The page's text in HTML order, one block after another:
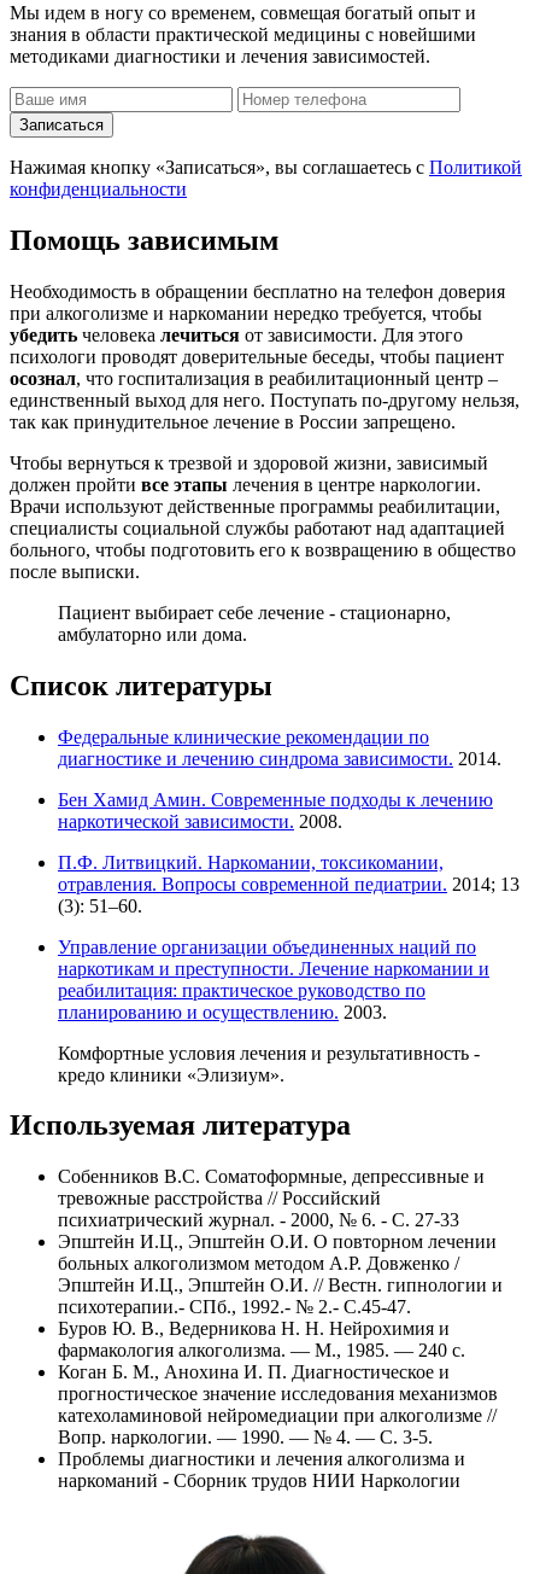
Мы идем в ногу со временем, совмещая богатый опыт и
знания в области практической медицины с новейшими
методиками диагностики и лечения зависимостей.
Записаться
Нажимая кнопку «Записаться», вы соглашаетесь с Политикой
конфиденциальности
Помощь зависимым
Необходимость в обращении бесплатно на телефон доверия
при алкоголизме и наркомании нередко требуется, чтобы
убедить человека лечиться от зависимости. Для этого
психологи проводят доверительные беседы, чтобы пациент
осознал, что госпитализация в реабилитационный центр –
единственный выход для него. Поступать по-другому нельзя,
так как принудительное лечение в России запрещено.
Чтобы вернуться к трезвой и здоровой жизни, зависимый
должен пройти все этапы лечения в центре наркологии.
Врачи используют действенные программы реабилитации,
специалисты социальной службы работают над адаптацией
больного, чтобы подготовить его к возвращению в общество
после выписки.
Пациент выбирает себе лечение - стационарно,
амбулаторно или дома.
Список литературы
Федеральные клинические рекомендации по
диагностике и лечению синдрома зависимости. 2014.
Бен Хамид Амин. Современные подходы к лечению
наркотической зависимости. 2008.
П.Ф. Литвицкий. Наркомании, токсикомании,
отравления. Вопросы современной педиатрии. 2014; 13
(3): 51–60.
Управление организации объединенных наций по
наркотикам и преступности. Лечение наркомании и
реабилитация: практическое руководство по
планированию и осуществлению. 2003.
Комфортные условия лечения и результативность -
кредо клиники «Элизиум».
Используемая литература
Собенников В.С. Соматоформные, депрессивные и
тревожные расстройства // Российский
психиатрический журнал. - 2000, № 6. - С. 27-33
Эпштейн И.Ц., Эпштейн О.И. О повторном лечении
больных алкоголизмом методом А.Р. Довженко /
Эпштейн И.Ц., Эпштейн О.И. // Вестн. гипнологии и
психотерапии.- СПб., 1992.- № 2.- С.45-47.
Буров Ю. В., Ведерникова Н. Н. Нейрохимия и
фармакология алкоголизма. — М., 1985. — 240 с.
Коган Б. М., Анохина И. П. Диагностическое и
прогностическое значение исследования механизмов
катехоламиновой нейромедиации при алкоголизме //
Вопр. наркологии. — 1990. — № 4. — С. 3-5.
Проблемы диагностики и лечения алкоголизма и
наркоманий - Сборник трудов НИИ Наркологии